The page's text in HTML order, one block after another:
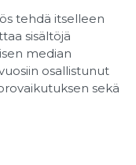
tehdä itselleen
sisältöjä
median
osallistunut
sekä